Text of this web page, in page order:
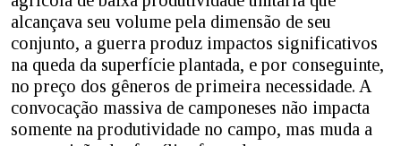
alcançava seu volume pela dimensão de seu
conjunto, a guerra produz impactos significativos
na queda da superfície plantada, e por conseguinte,
no preço dos gêneros de primeira necessidade. A
convocação massiva de camponeses não impacta
somente na produtividade no campo, mas muda a